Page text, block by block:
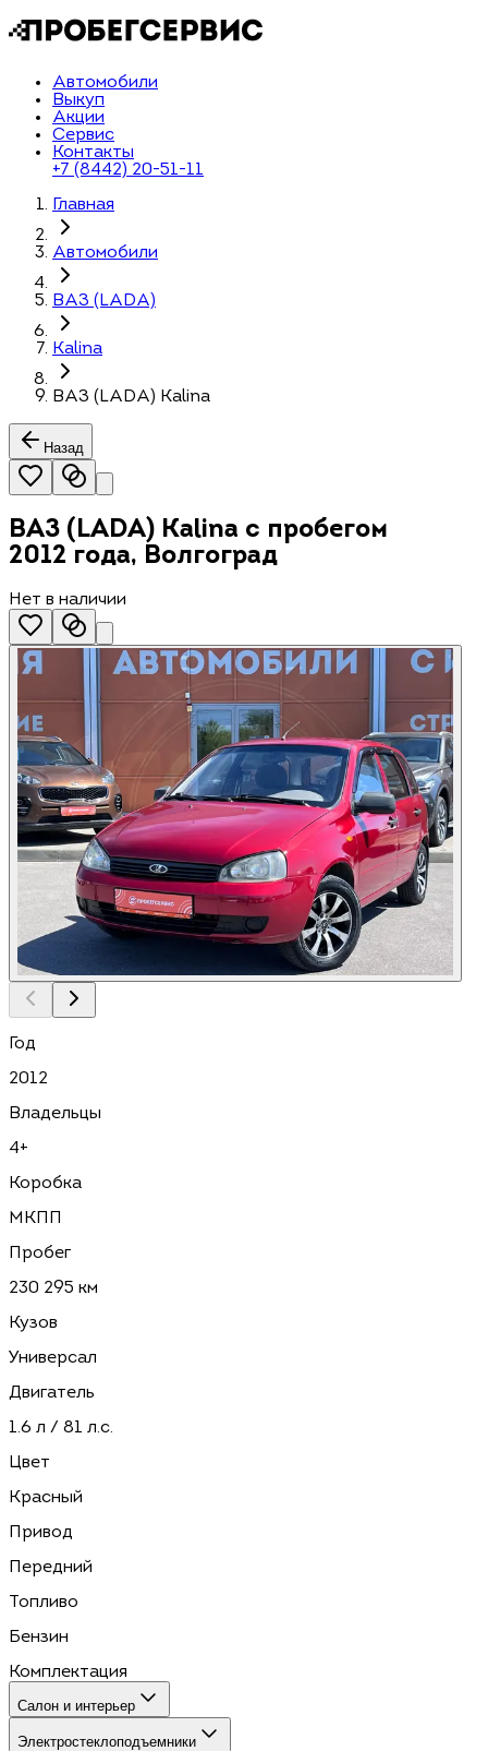
Автомобили
Выкуп
Акции
Сервис
Контакты
+7 (8442) 20-51-11
Главная
Автомобили
ВАЗ (LADA)
Kalina
ВАЗ (LADA) Kalina
Назад
ВАЗ (LADA) Kalina с пробегом
2012 года, Волгоград
Нет в наличии
Год
2012
Владельцы
4+
Коробка
МКПП
Пробег
230 295 км
Кузов
Универсал
Двигатель
1.6 л / 81 л.с.
Цвет
Красный
Привод
Передний
Топливо
Бензин
Комплектация
Салон и интерьер
Электростеклоподъемники